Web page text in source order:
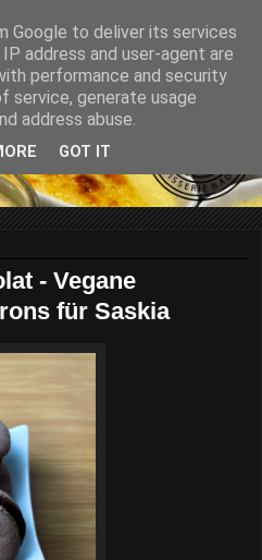
- Vegane
für Saskia
Google to deliver its services
address and user-agent are
performance and security
service, generate usage
address abuse.
GOT IT